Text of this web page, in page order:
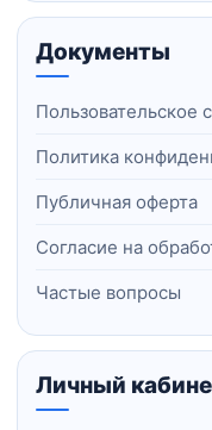
Документы
Пользовательское
Политика
Публичная оферта
Согласие на
Частые вопросы
Личный